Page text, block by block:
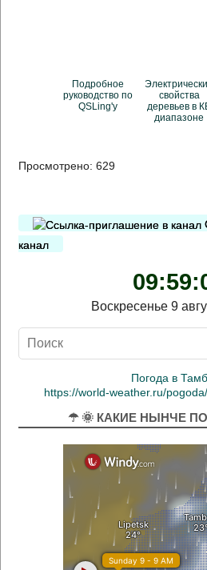
Подробное
руководство по
QSLing'у
свойства
деревьев в
диапазоне
Просмотрено:629
канал
Воскресенье 9
Погода в
https://world-weather.ru/
☂ 🌞 КАКИЕ НЫНЧЕ